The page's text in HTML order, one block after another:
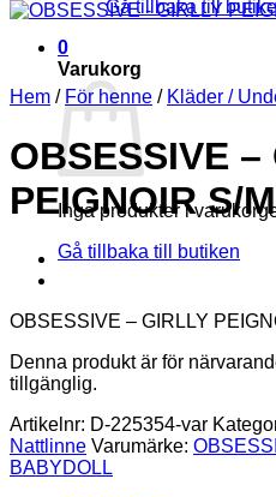
Gå tillbaka till
0
Varukorg
Inga produkter i
Gå tillbaka till butiken
Hem / För henne / Kläder /
OBSESSIVE –
PEIGNOIR S/M
OBSESSIVE – GIRLLY
Denna produkt är för
tillgänglig.
Artikelnr: D-225354-var
Nattlinne Varumärke:
BABYDOLL